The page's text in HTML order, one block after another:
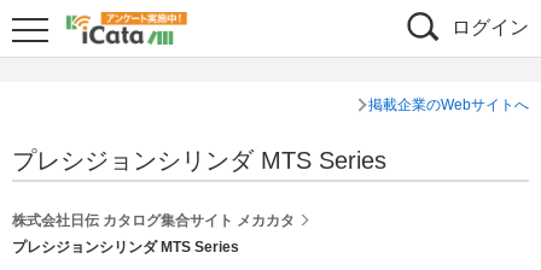
ログイン
掲載企業のWebサイトへ
プレシジョンシリンダ MTS Series
株式会社日伝 カタログ集合サイト メカカタ
プレシジョンシリンダ MTS Series